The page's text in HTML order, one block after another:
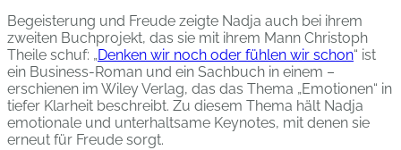
Begeisterung und Freude zeigte Nadja auch bei ihrem
zweiten Buchprojekt, das sie mit ihrem Mann Christoph
Theile schuf: „Denken wir noch oder fühlen wir schon“ ist
ein Business-Roman und ein Sachbuch in einem –
erschienen im Wiley Verlag, das das Thema „Emotionen“ in
tiefer Klarheit beschreibt. Zu diesem Thema hält Nadja
emotionale und unterhaltsame Keynotes, mit denen sie
erneut für Freude sorgt.